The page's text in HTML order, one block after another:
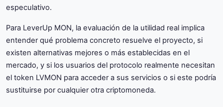
especulativo.
Para LeverUp MON, la evaluación de la utilidad real implica
entender qué problema concreto resuelve el proyecto, si
existen alternativas mejores o más establecidas en el
mercado, y si los usuarios del protocolo realmente necesitan
el token LVMON para acceder a sus servicios o si este podría
sustituirse por cualquier otra criptomoneda.